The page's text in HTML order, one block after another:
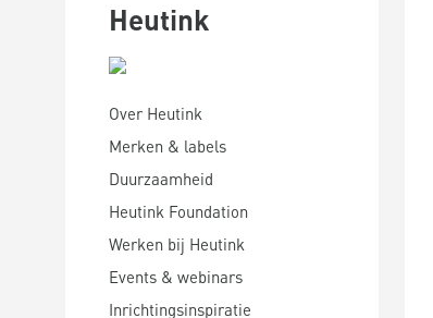
Heutink
Over Heutink
Merken & labels
Duurzaamheid
Heutink Foundation
Werken bij Heutink
Events & webinars
Inrichtingsinspiratie